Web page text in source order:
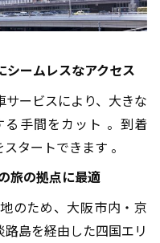
シームレスなアクセス
ービスにより、大きな
手間をカット 。到着
タートできます 。
旅の拠点に最適
のため、大阪市内・京
島を経由した四国エリ